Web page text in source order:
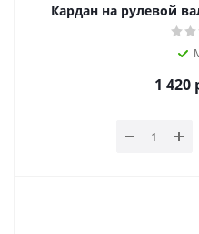
Кардан на рулевой
1 420